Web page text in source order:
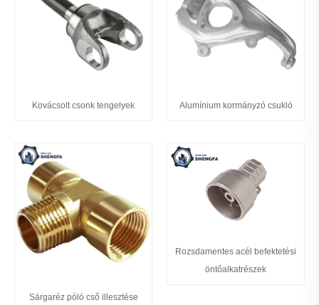
Kovácsolt csonk tengelyek Alumínium kormányzó csukló
Sárgaréz póló cső illesztése
Rozsdamentes acél befektetési
öntőalkatrészek